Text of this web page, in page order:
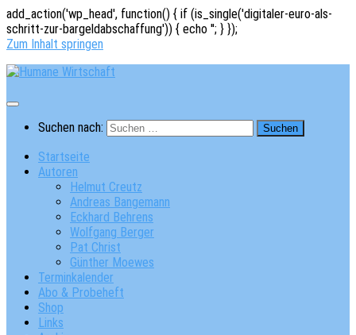
add_action('wp_head', function() { if (is_single('digitaler-euro-als-
schritt-zur-bargeldabschaffung')) { echo ''; } });
Zum Inhalt springen
Suchen nach:
Startseite
Autoren
Helmut Creutz
Andreas Bangemann
Eckhard Behrens
Wolfgang Berger
Pat Christ
Günther Moewes
Terminkalender
Abo & Probeheft
Shop
Links